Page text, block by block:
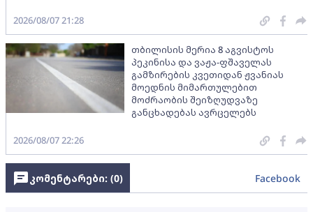
2026/08/07 21:28
თბილისის მერია 8 აგვისტოს
პეკინისა და ვაჟა-ფშაველას
გამზირების კვეთიდან ჟვანიას
მოედნის მიმართულებით
მოძრაობის შეიზღუდვაზე
განცხადებას ავრცელებს
2026/08/07 22:26
კომენტარები: (0) Facebook